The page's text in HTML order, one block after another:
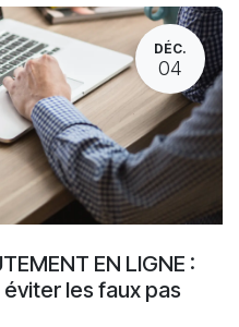
DÉC.
04
EN LIGNE :
les faux pas